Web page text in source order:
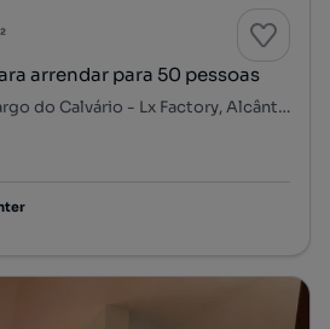
arrendar para 50 pessoas
Rua das Fontaínhas, Largo do Calvário - Lx Factory, Alcântara, Lisboa, Lisboa